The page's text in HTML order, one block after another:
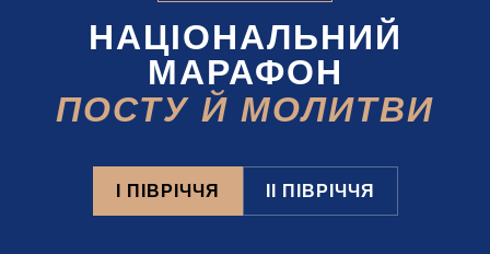
НАЦІОНАЛЬНИЙ
МАРАФОН
ПОСТУ Й МОЛИТВИ
І ПІВРІЧЧЯ ІІ ПІВРІЧЧЯ